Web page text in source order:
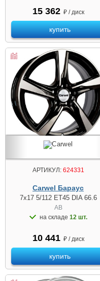
15 362 ₽ / диск
купить
АРТИКУЛ:624331
Carwel Бараус
7x17 5/112 ET45 DIA 66.6
AB
на складе 12 шт.
10 441 ₽ / диск
купить